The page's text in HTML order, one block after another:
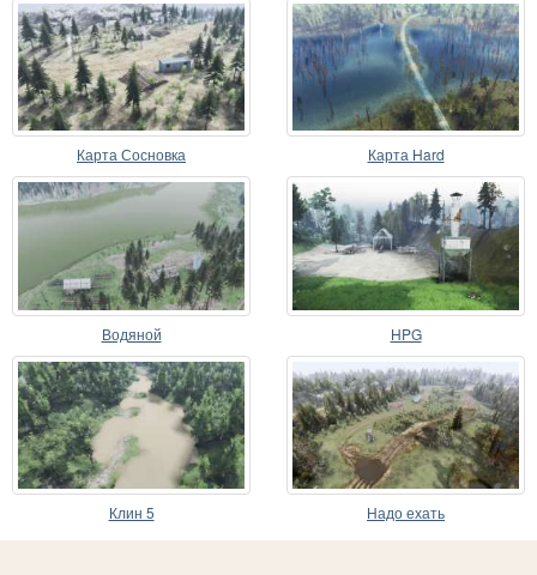
Карта Сосновка Карта Hard
Водяной HPG
Клин 5 Надо ехать